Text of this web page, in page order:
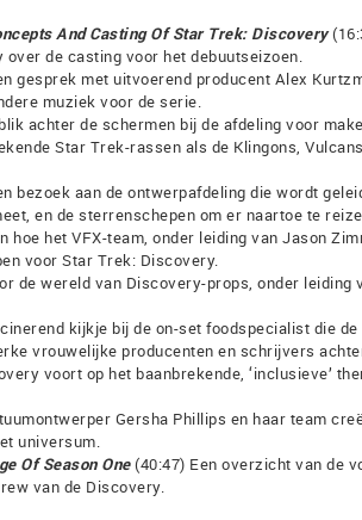
And Casting Of Star Trek: Discovery
de casting voor het debuutseizoen.
gesprek met uitvoerend producent Alex
muziek voor de serie.
achter de schermen bij de afdeling voor
Star Trek-rassen als de Klingons,
bezoek aan de ontwerpafdeling die wordt
en de sterrenschepen om er naartoe te
hoe het VFX-team, onder leiding van Jason
voor Star Trek: Discovery.
de wereld van Discovery-props, onder
kijkje bij de on-set foodspecialist die
vrouwelijke producenten en schrijvers
voort op het baanbrekende, ‘inclusieve’
Gersha Phillips en haar team
universum.
Of Season One(40:47) Een overzicht van de
van de Discovery.